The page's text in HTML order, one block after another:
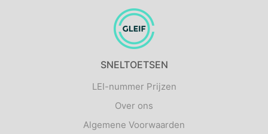
SNELTOETSEN
LEI-nummer Prijzen
Over ons
Algemene Voorwaarden